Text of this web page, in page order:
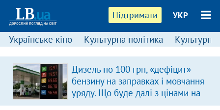
Підтримати УКР
Українське кіно Культурна політика Культурні
Дизель по 100 грн, «дефіцит»
бензину на заправках і мовчання
уряду. Що буде далі з цінами на
пальне?